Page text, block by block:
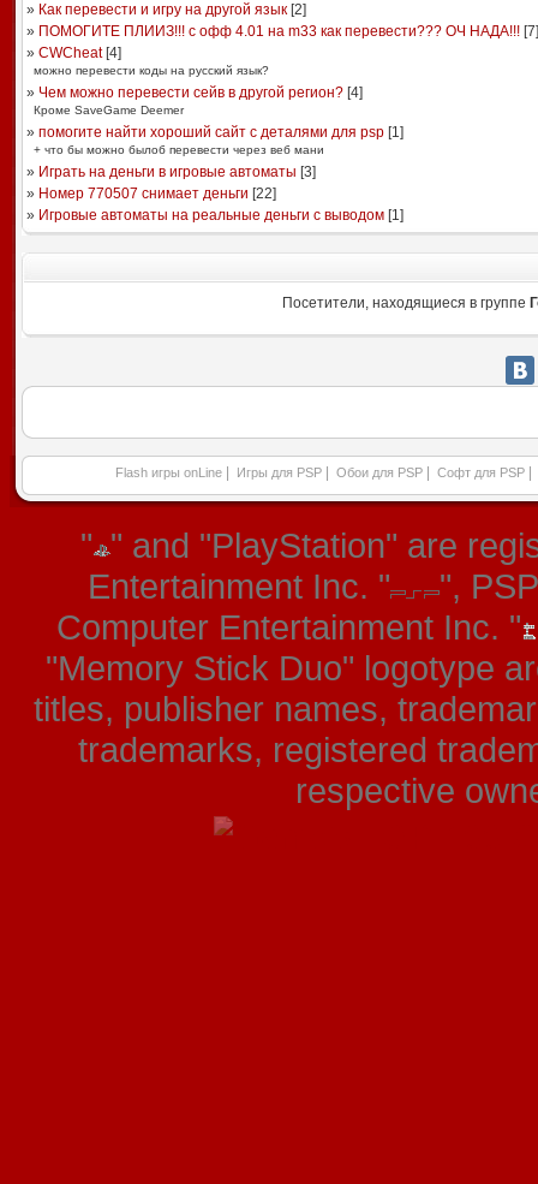
» Как перевести и игру на другой язык[2]
» ПОМОГИТЕ ПЛИИЗ!!! с офф 4.01 на m33 как перевести??? ОЧ НАДА!!![7]
» CWCheat[4]
можно перевести коды на русский язык?
» Чем можно перевести сейв в другой регион?[4]
Кроме SaveGame Deemer
» помогите найти хороший сайт c деталями для psp[1]
+ что бы можно былоб перевести через веб мани
» Играть на деньги в игровые автоматы [3]
» Номер 770507 снимает деньги [22]
» Игровые автоматы на реальные деньги с выводом[1]
Посетители, находящиеся в группе
Flash игры onLine Игры для PSP Обои для PSP Софт для PSP
" " and "PlayStation" are
Entertainment Inc. "
",
Computer Entertainment Inc. "
"Memory Stick Duo" logotype
titles, publisher names,
trademarks, registered
respective